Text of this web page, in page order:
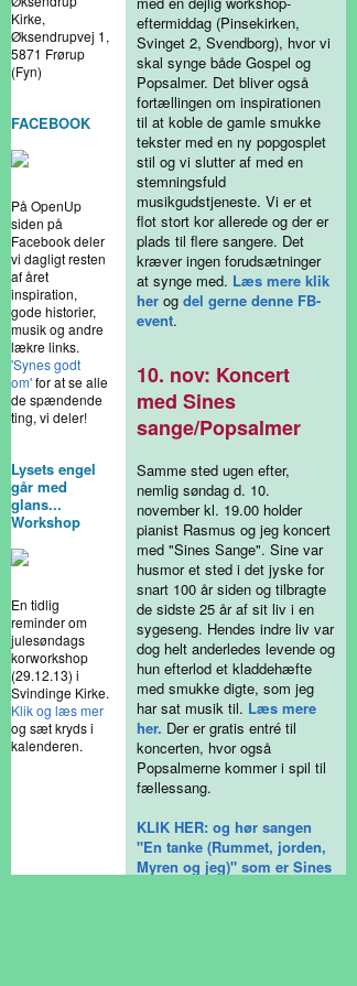
Kirke,
Øksendrupvej 1,
5871 Frørup
(Fyn)
FACEBOOK
På OpenUp
siden på
Facebook deler
vi dagligt resten
af året
inspiration,
gode historier,
musik og andre
lækre links.
'Synes godt
om'for at se alle
de spændende
ting, vi deler!
Lysets engel
går med
glans...
Workshop
En tidlig
reminder om
julesøndags
korworkshop
(29.12.13) i
Svindinge Kirke.
Klik og læs mer
og sæt kryds i
kalenderen.
eftermiddag (Pinsekirken,
Svinget 2, Svendborg), hvor vi
skal synge både Gospel og
Popsalmer. Det bliver også
fortællingen om inspirationen
til at koble de gamle smukke
tekster med en ny popgosplet
stil og vi slutter af med en
stemningsfuld
musikgudstjeneste. Vi er et
flot stort kor allerede og der er
plads til flere sangere. Det
kræver ingen forudsætninger
at synge med. Læs mere klik
her og del gerne denne FB-
event.
10. nov: Koncert
med Sines
sange/Popsalmer
Samme sted ugen efter,
nemlig søndag d. 10.
november kl. 19.00 holder
pianist Rasmus og jeg koncert
med "Sines Sange". Sine var
husmor et sted i det jyske for
snart 100 år siden og tilbragte
de sidste 25 år af sit liv i en
sygeseng. Hendes indre liv var
dog helt anderledes levende og
hun efterlod et kladdehæfte
med smukke digte, som jeg
har sat musik til. Læs mere
her. Der er gratis entré til
koncerten, hvor også
Popsalmerne kommer i spil til
fællessang.
KLIK HER: og hør sangen
"En tanke (Rummet, jorden,
Myren og jeg)" som er Sines